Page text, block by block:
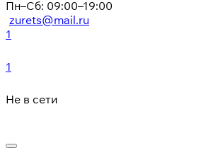
Пн–Сб: 09:00–19:00
zurets@mail.ru
1
1
Не в сети